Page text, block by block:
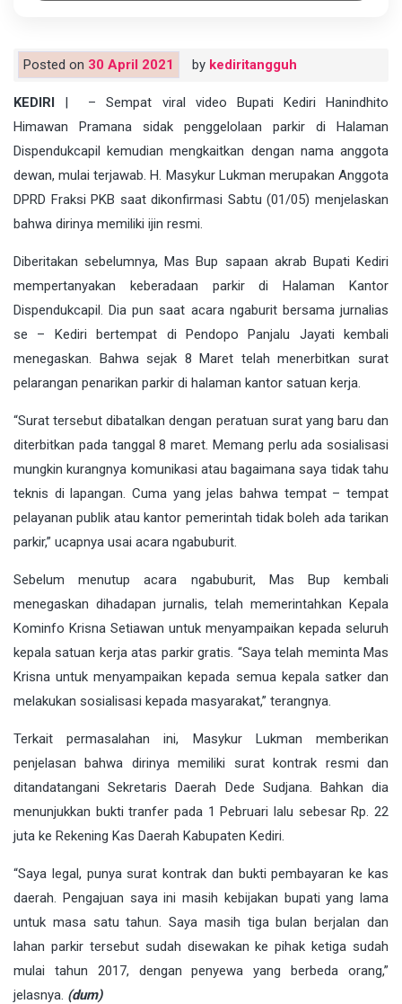
Posted on 30 April 2021 by kediritangguh
KEDIRI | – Sempat viral video Bupati Kediri Hanindhito
Himawan Pramana sidak penggelolaan parkir di Halaman
Dispendukcapil kemudian mengkaitkan dengan nama anggota
dewan, mulai terjawab. H. Masykur Lukman merupakan Anggota
DPRD Fraksi PKB saat dikonfirmasi Sabtu (01/05) menjelaskan
bahwa dirinya memiliki ijin resmi.
Diberitakan sebelumnya, Mas Bup sapaan akrab Bupati Kediri
mempertanyakan keberadaan parkir di Halaman Kantor
Dispendukcapil. Dia pun saat acara ngaburit bersama jurnalias
se – Kediri bertempat di Pendopo Panjalu Jayati kembali
menegaskan. Bahwa sejak 8 Maret telah menerbitkan surat
pelarangan penarikan parkir di halaman kantor satuan kerja.
“Surat tersebut dibatalkan dengan peratuan surat yang baru dan
diterbitkan pada tanggal 8 maret. Memang perlu ada sosialisasi
mungkin kurangnya komunikasi atau bagaimana saya tidak tahu
teknis di lapangan. Cuma yang jelas bahwa tempat – tempat
pelayanan publik atau kantor pemerintah tidak boleh ada tarikan
parkir,” ucapnya usai acara ngabuburit.
Sebelum menutup acara ngabuburit, Mas Bup kembali
menegaskan dihadapan jurnalis, telah memerintahkan Kepala
Kominfo Krisna Setiawan untuk menyampaikan kepada seluruh
kepala satuan kerja atas parkir gratis. “Saya telah meminta Mas
Krisna untuk menyampaikan kepada semua kepala satker dan
melakukan sosialisasi kepada masyarakat,” terangnya.
Terkait permasalahan ini, Masykur Lukman memberikan
penjelasan bahwa dirinya memiliki surat kontrak resmi dan
ditandatangani Sekretaris Daerah Dede Sudjana. Bahkan dia
menunjukkan bukti tranfer pada 1 Pebruari lalu sebesar Rp. 22
juta ke Rekening Kas Daerah Kabupaten Kediri.
“Saya legal, punya surat kontrak dan bukti pembayaran ke kas
daerah. Pengajuan saya ini masih kebijakan bupati yang lama
untuk masa satu tahun. Saya masih tiga bulan berjalan dan
lahan parkir tersebut sudah disewakan ke pihak ketiga sudah
mulai tahun 2017, dengan penyewa yang berbeda orang,”
jelasnya. (dum)